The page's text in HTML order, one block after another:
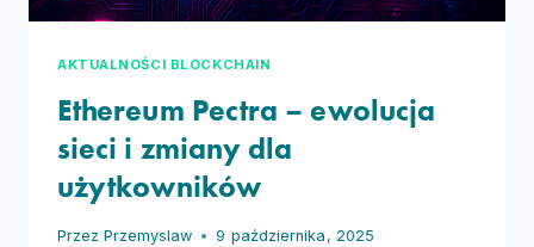
AKTUALNOŚCI BLOCKCHAIN
Ethereum Pectra – ewolucja
sieci i zmiany dla
użytkowników
Przez Przemyslaw 9 października, 2025